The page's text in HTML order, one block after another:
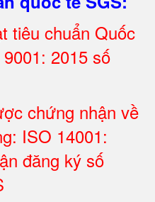
tiêu chuẩn Quốc
2015 số
chứng nhận về
ISO 14001:
đăng ký số